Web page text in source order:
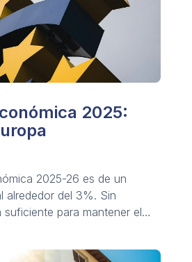
2025:
2025-26 es de un
alrededor del 3%. Sin
suficiente para mantener el